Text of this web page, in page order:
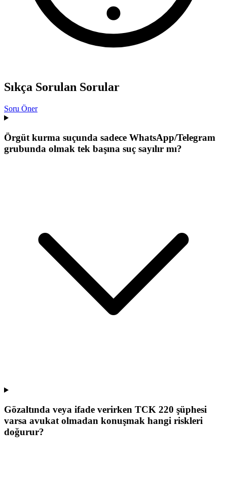
Sıkça Sorulan Sorular
Soru Öner
Örgüt kurma suçunda sadece WhatsApp/Telegram
grubunda olmak tek başına suç sayılır mı?
Gözaltında veya ifade verirken TCK 220 şüphesi
varsa avukat olmadan konuşmak hangi riskleri
doğurur?